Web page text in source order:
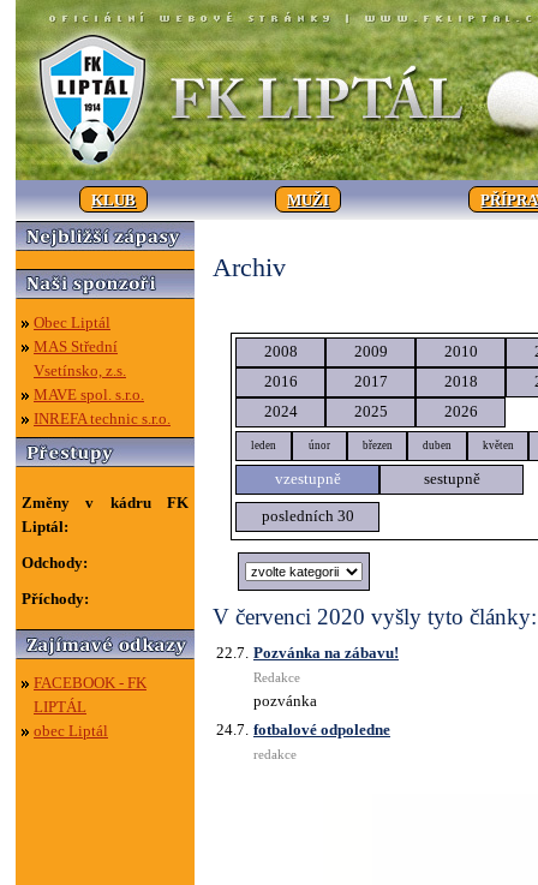
KLUB MUŽI
Obec Liptál
MAS Střední
Vsetínsko, z.s.
MAVE spol. s.r.o.
INREFA technic s.r.o.
Změny v kádru FK
Liptál:
Odchody:
Příchody:
FACEBOOK - FK
LIPTÁL
obec Liptál
Archiv
2008 2009 2010
2016
2017 2018
2024
2025 2026
leden únor březen duben květen
vzestupně sestupně
posledních 30
V červenci 2020 vyšly tyto články:
22.7. Pozvánka na zábavu!
Redakce
pozvánka
24.7. fotbalové odpoledne
redakce